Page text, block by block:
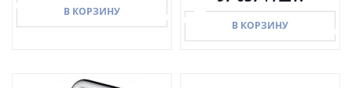
В КОРЗИНУ
В КОРЗИНУ